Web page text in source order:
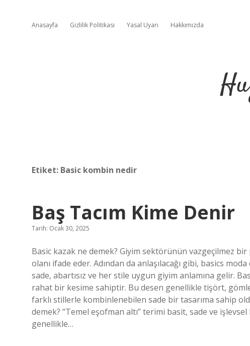
Anasayfa Gizlilik Politikası Yasal Uyarı Hakkımızda
Etiket: Basic kombin nedir
Baş Tacım Kime Denir
Tarih: Ocak 30, 2025
Basic kazak ne demek? Giyim sektörünün vazgeçilmez bir
olanı ifade eder. Adından da anlaşılacağı gibi, basics
sade, abartısız ve her stile uygun giyim anlamına gelir.
rahat bir kesime sahiptir. Bu desen genellikle tişört,
farklı stillerle kombinlenebilen sade bir tasarıma sahip
demek? “Temel eşofman altı” terimi basit, sade ve
genellikle…